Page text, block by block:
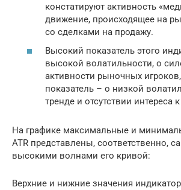
констатируют активность
движение, происходящее на
со сделками на продажу.
Высокий показатель этого
высокой волатильности, о
активности рыночных
показатель – о низкой
тренде и отсутствии интереса
На графике максимальные и
ATR представлены, соответственно,
высокими волнами его кривой:
Верхние и нижние значения